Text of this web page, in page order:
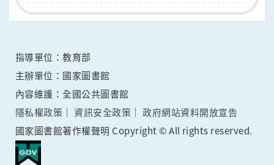
指導單位：教育部
主辦單位：國家圖書館
內容維護：全國公共圖書館
隱私權政策
資訊安全政策
政府網站資料開放宣告
國家圖書館著作權聲明 Copyright © All rights reserved.